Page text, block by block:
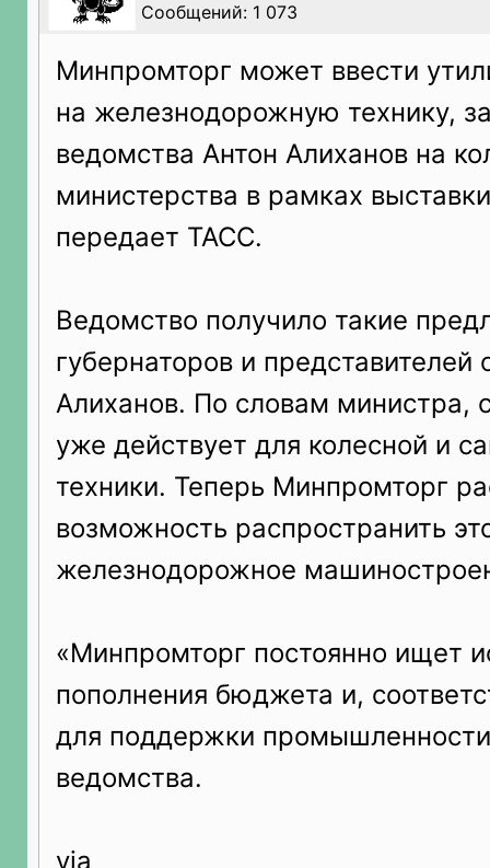
Сообщений: 1 073
Минпромторг может ввести
на железнодорожную технику,
ведомства Антон Алиханов на
министерства в рамках
передает ТАСС.
Ведомство получило такие
губернаторов и представителей
Алиханов. По словам министра,
уже действует для колесной и
техники. Теперь Минпромторг
возможность распространить
железнодорожное
«Минпромторг постоянно ищет
пополнения бюджета и,
для поддержки
ведомства.
via